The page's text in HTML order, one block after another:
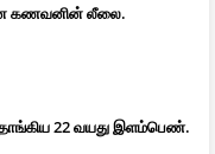
கணவனின் லீலை.
22 வயது இளம்பெண்.